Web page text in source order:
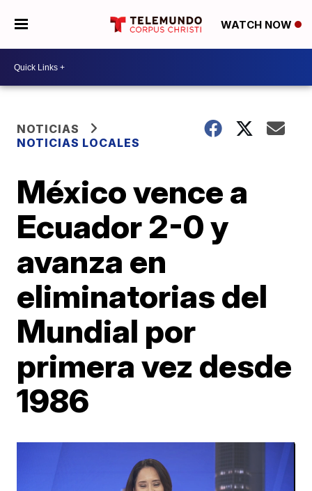
WATCH NOW
NOTICIAS
NOTICIAS LOCALES
México vence a
Ecuador 2-0 y
avanza en
eliminatorias del
Mundial por
primera vez desde
1986